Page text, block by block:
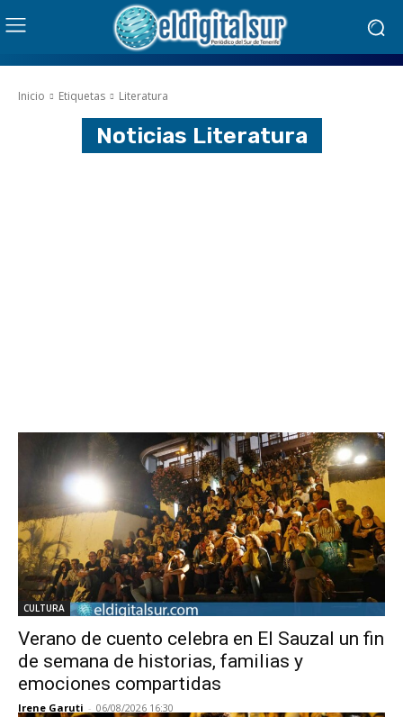
Inicio Etiquetas Literatura
Noticias Literatura
CULTURA
Verano de cuento celebra en El Sauzal un fin
de semana de historias, familias y
emociones compartidas
Irene Garuti - 06/08/2026 16:30